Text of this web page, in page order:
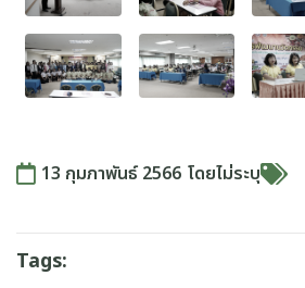
13 กุมภาพันธ์ 2566 โดยไม่ระบุ
Tags: